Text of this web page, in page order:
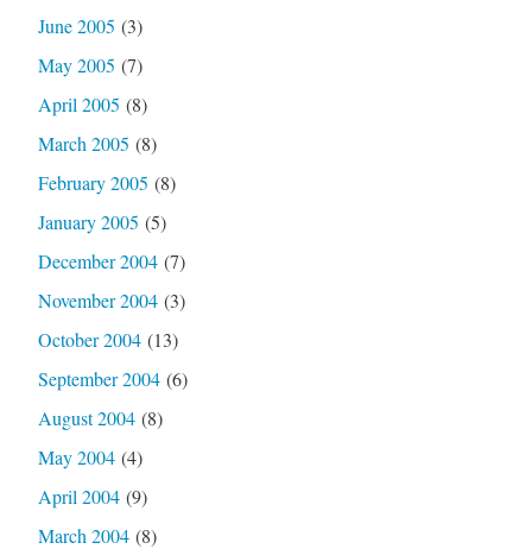
June 2005 (3)
May 2005 (7)
April 2005 (8)
March 2005 (8)
February 2005 (8)
January 2005 (5)
December 2004(7)
November 2004(3)
October 2004(13)
September 2004(6)
August 2004(8)
May 2004(4)
April 2004(9)
March 2004(8)